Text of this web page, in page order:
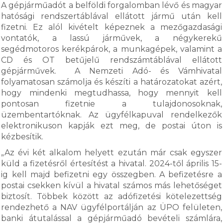
A gépjárműadót a belföldi forgalomban lévő és magyar
hatósági rendszertáblával ellátott jármű után kell
fizetni. Ez alól kivételt képeznek a mezőgazdasági
vontatók, a lassú járművek, a négykerekű
segédmotoros kerékpárok, a munkagépek, valamint a
CD és OT betűjelű rendszámtáblával ellátott
gépjárművek. A Nemzeti Adó- és Vámhivatal
folyamatosan számolja és készíti a határozatokat azért,
hogy mindenki megtudhassa, hogy mennyit kell
pontosan fizetnie a tulajdonosoknak,
üzembentartóknak. Az ügyfélkapuval rendelkezők
elektronikuson kapják ezt meg, de postai úton is
kézbesítik.
„Az évi két alkalom helyett ezután már csak egyszer
küld a fizetésről értesítést a hivatal. 2024-től április 15-
ig kell majd befizetni egy összegben. A befizetésre a
postai csekken kívül a hivatal számos más lehetőséget
biztosít. Többek között az adófizetési kötelezettség
rendezhető a NAV ügyfélportálján az ÜPO felületen,
banki átutalással a gépjárműadó bevételi számlára,